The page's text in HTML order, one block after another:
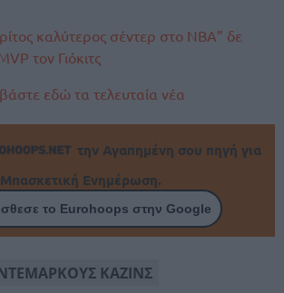
καλύτερος σέντερ στο ΝΒΑ” δε
τον Γιόκιτς
εδώ τα τελευταία νέα
την Αγαπημένη σου πηγή για
Μπασκετική Ενημέρωση.
το Eurohoops στην Google
ΚΑΖΙΝΣ